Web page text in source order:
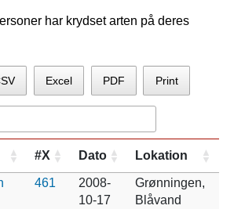
har krydset arten på deres
Excel PDF Print
#X Dato Lokation
461
2008-
10-17
Grønningen,
Blåvand